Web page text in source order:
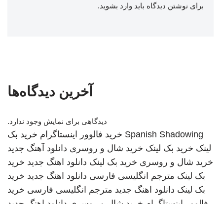
برای نوشتن دیدگاه باید وارد بشوید.
آخرین دیدگاه‌ها
دیدگاهی برای نمایش وجود ندارد.
Spanish Shadowing خرید فالوور اینستاگرام خرید بک
لینک خرید بک لینک خرید شال و روسری دانلود آهنگ جدید
خرید شال و روسری خرید بک لینک دانلود اهنگ جدید خرید
بک لینک مترجم انگلیسی فارسی دانلود اهنگ جدید خرید
بک لینک دانلود اهنگ جدید مترجم انگلیسی فارسی خرید